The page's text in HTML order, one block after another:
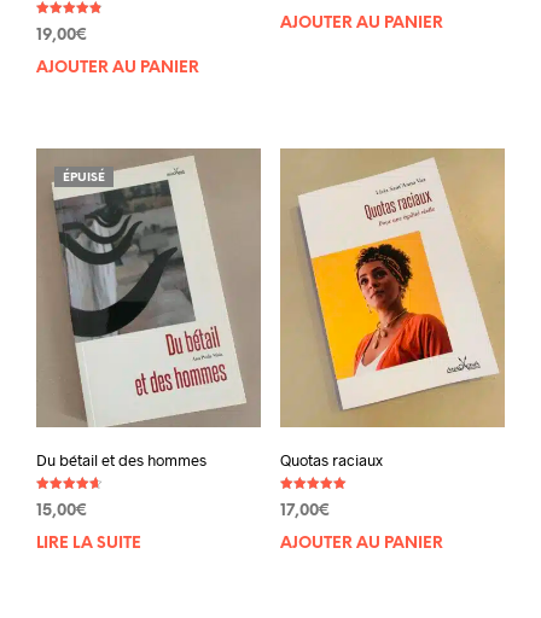
4.83
19,00€
AJOUTER AU PANIER
AJOUTER AU PANIER
ÉPUISÉ
Du bétail et des hommes
4.60
15,00€
LIRE LA SUITE
Quotas raciaux
5.00
17,00€
AJOUTER AU PANIER